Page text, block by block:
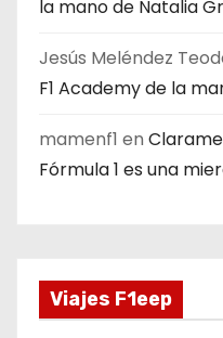
la mano de Natalia
Jesús Meléndez
F1 Academy de la
mamenf1 en
Fórmula 1 es una
Viajes F1eep